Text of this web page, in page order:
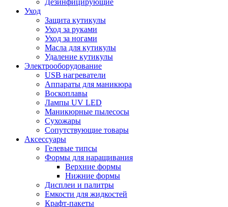
Дезинфицирующие
Уход
Защита кутикулы
Уход за руками
Уход за ногами
Масла для кутикулы
Удаление кутикулы
Электрооборудование
USB нагреватели
Аппараты для маникюра
Воскоплавы
Лампы UV LED
Маникюрные пылесосы
Сухожары
Сопутствующие товары
Аксессуары
Гелевые типсы
Формы для наращивания
Верхние формы
Нижние формы
Дисплеи и палитры
Емкости для жидкостей
Крафт-пакеты